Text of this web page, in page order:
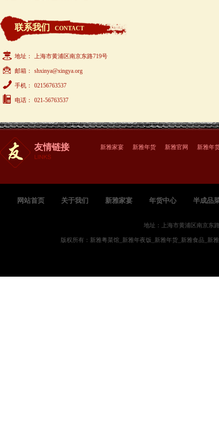
联系我们 CONTACT
地址： 上海市黄浦区南京东路719号
邮箱： shxinya@xingya.org
手机： 02156763537
电话： 021-56763537
友情链接 新雅家宴 新雅年货 新雅官网 新雅年
网站首页 关于我们 新雅家宴 年货中心 半成品
地址：上海市黄浦区南京
版权所有：新雅粤菜馆_新雅年夜饭_新雅年货_新雅食品_